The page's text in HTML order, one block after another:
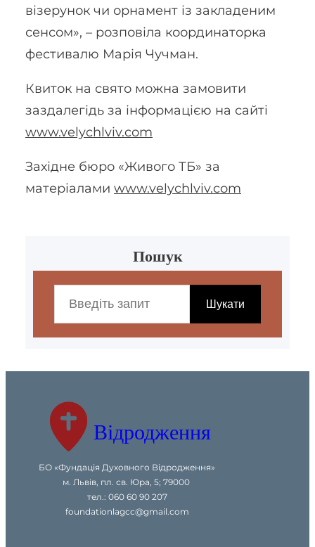
візерунок чи орнамент із закладеним
сенсом», – розповіла координаторка
фестивалю Марія Чучман.
Квиток на свято можна замовити
заздалегідь за інформацією на сайті
www.velychlviv.com
Західне бюро «Живого ТБ» за
матеріалами www.velychlviv.com
Пошук
c
Шукати
Відродження
БО «Фундація Духовного Відродження»
м. Львів, пл. св. Юра, 5; 79000
тел.: 060 60 90 207
foundationlagcc@gmail.com